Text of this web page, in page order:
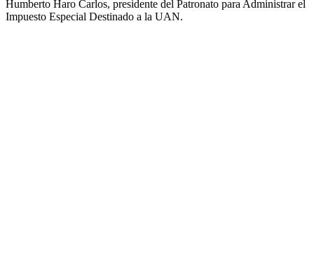
Humberto Haro Carlos, presidente del Patronato para Administrar el
Impuesto Especial Destinado a la UAN.